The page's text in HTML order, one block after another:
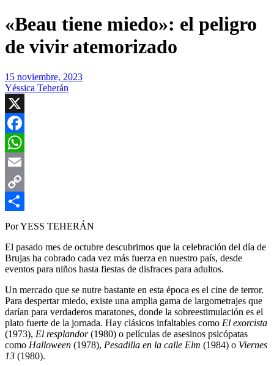
«Beau tiene miedo»: el peligro
de vivir atemorizado
15 noviembre, 2023
Yéssica Teherán
X
Facebook
WhatsApp
Email
Copy
Link
Compartir
Por YESS TEHERÁN
El pasado mes de octubre descubrimos que la celebración del día de
Brujas ha cobrado cada vez más fuerza en nuestro país, desde
eventos para niños hasta fiestas de disfraces para adultos.
Un mercado que se nutre bastante en esta época es el cine de terror.
Para despertar miedo, existe una amplia gama de largometrajes que
darían para verdaderos maratones, donde la sobreestimulación es el
plato fuerte de la jornada. Hay clásicos infaltables como El exorcista
(1973), El resplandor(1980) o películas de asesinos psicópatas
como Halloween (1978), Pesadilla en la calle Elm (1984) o Viernes
13 (1980).